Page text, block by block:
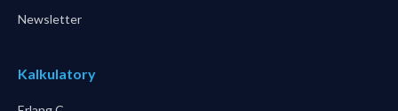
Newsletter
Kalkulatory